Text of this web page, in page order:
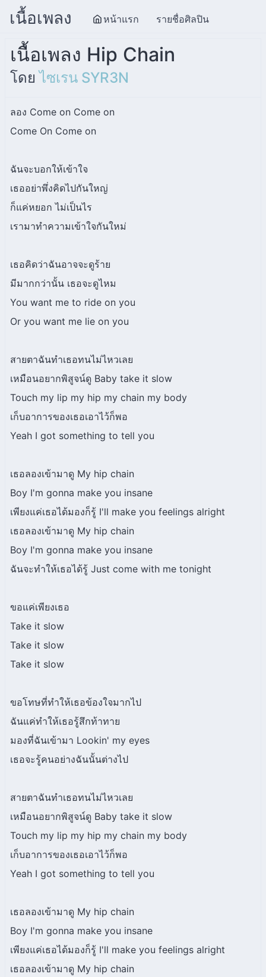
เนื้อเพลง หน้าแรก รายชื่อศิลปิน
เนื้อเพลง Hip Chain
โดยไซเรน SYR3N
ลอง Come on Come on
Come On Come on
ฉันจะบอกให้เข้าใจ
เธออย่าพึ่งคิดไปกันใหญ่
ก็แค่หยอก ไม่เป็นไร
เรามาทำความเข้าใจกันใหม่
เธอคิดว่าฉันอาจจะดูร้าย
มีมากกว่านั้น เธอจะดูไหม
You want me to ride on you
Or you want me lie on you
สายตาฉันทำเธอทนไม่ไหวเลย
เหมือนอยากพิสูจน์ดู Baby take it slow
Touch my lip my hip my chain my body
เก็บอาการของเธอเอาไว้ก็พอ
Yeah I got something to tell you
เธอลองเข้ามาดู My hip chain
Boy I'm gonna make you insane
เพียงแค่เธอได้มองก็รู้ I'll make you feelings alright
เธอลองเข้ามาดู My hip chain
Boy I'm gonna make you insane
ฉันจะทำให้เธอได้รู้ Just come with me tonight
ขอแค่เพียงเธอ
Take it slow
Take it slow
Take it slow
ขอโทษที่ทำให้เธอข้องใจมากไป
ฉันแค่ทำให้เธอรู้สึกท้าทาย
มองที่ฉันเข้ามา Lookin' my eyes
เธอจะรู้คนอย่างฉันนั้นต่างไป
สายตาฉันทำเธอทนไม่ไหวเลย
เหมือนอยากพิสูจน์ดู Baby take it slow
Touch my lip my hip my chain my body
เก็บอาการของเธอเอาไว้ก็พอ
Yeah I got something to tell you
เธอลองเข้ามาดู My hip chain
Boy I'm gonna make you insane
เพียงแค่เธอได้มองก็รู้ I'll make you feelings alright
เธอลองเข้ามาดู My hip chain